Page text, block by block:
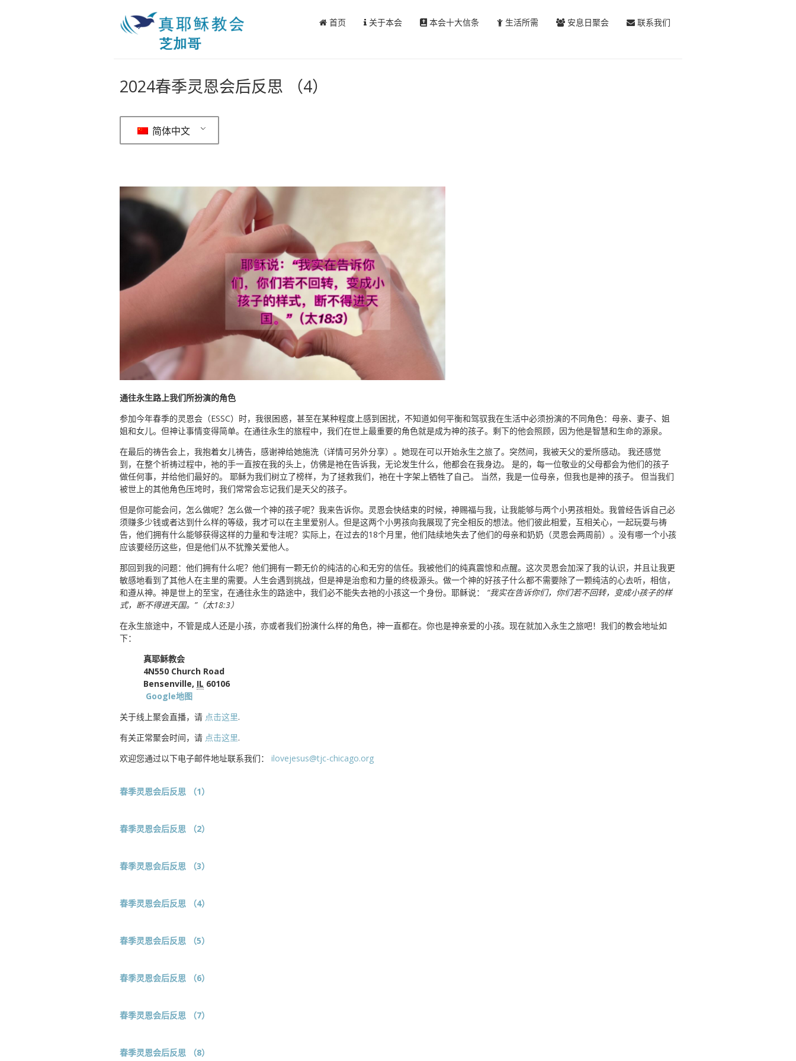
首页 关于本会 本会十大信条 生活所需 安息日聚会 联系我们
2024春季灵恩会后反思 （4）
简体中文
通往永生路上我们所扮演的角色
参加今年春季的灵恩会（ESSC）时，我很困惑，甚至在某种程度上感到困扰，不知道如何平衡和驾驭我在生活中必须扮演的不同角色：母亲、妻子、姐
姐和女儿。但神让事情变得简单。在通往永生的旅程中，我们在世上最重要的角色就是成为神的孩子。剩下的他会照顾，因为他是智慧和生命的源泉。
在最后的祷告会上，我抱着女儿祷告，感谢神给她施洗（详情可另外分享）。她现在可以开始永生之旅了。突然间，我被天父的爱所感动。 我还感觉
到，在整个祈祷过程中，祂的手一直按在我的头上，仿佛是祂在告诉我，无论发生什么，他都会在我身边。 是的，每一位敬业的父母都会为他们的孩子
做任何事，并给他们最好的。 耶稣为我们树立了榜样，为了拯救我们，祂在十字架上牺牲了自己。 当然，我是一位母亲，但我也是神的孩子。 但当我们
被世上的其他角色压垮时，我们常常会忘记我们是天父的孩子。
但是你可能会问，怎么做呢？怎么做一个神的孩子呢？我来告诉你。灵恩会快结束的时候，神赐福与我，让我能够与两个小男孩相处。我曾经告诉自己必
须赚多少钱或者达到什么样的等级，我才可以在主里爱别人。但是这两个小男孩向我展现了完全相反的想法。他们彼此相爱，互相关心，一起玩耍与祷
告，他们拥有什么能够获得这样的力量和专注呢？实际上，在过去的18个月里，他们陆续地失去了他们的母亲和奶奶（灵恩会两周前）。没有哪一个小孩
应该要经历这些，但是他们从不犹豫关爱他人。
那回到我的问题：他们拥有什么呢？他们拥有一颗无价的纯洁的心和无穷的信任。我被他们的纯真震惊和点醒。这次灵恩会加深了我的认识，并且让我更
敏感地看到了其他人在主里的需要。人生会遇到挑战，但是神是治愈和力量的终极源头。做一个神的好孩子什么都不需要除了一颗纯洁的心去听，相信，
和遵从神。神是世上的至宝，在通往永生的路途中，我们必不能失去祂的小孩这一个身份。耶稣说： “我实在告诉你们，你们若不回转，变成小孩子的样
式，断不得进天国。”（太18:3）
在永生旅途中，不管是成人还是小孩，亦或者我们扮演什么样的角色，神一直都在。你也是神亲爱的小孩。现在就加入永生之旅吧！我们的教会地址如
下：
真耶稣教会
4N550 Church Road
Bensenville, IL 60106
Google地图
关于线上聚会直播，请 点击这里.
有关正常聚会时间，请 点击这里.
欢迎您通过以下电子邮件地址联系我们： ilovejesus@tjc-chicago.org
春季灵恩会后反思 （1）
春季灵恩会后反思 （2）
春季灵恩会后反思 （3）
春季灵恩会后反思 （4）
春季灵恩会后反思 （5）
春季灵恩会后反思 （6）
春季灵恩会后反思 （7）
春季灵恩会后反思 （8）